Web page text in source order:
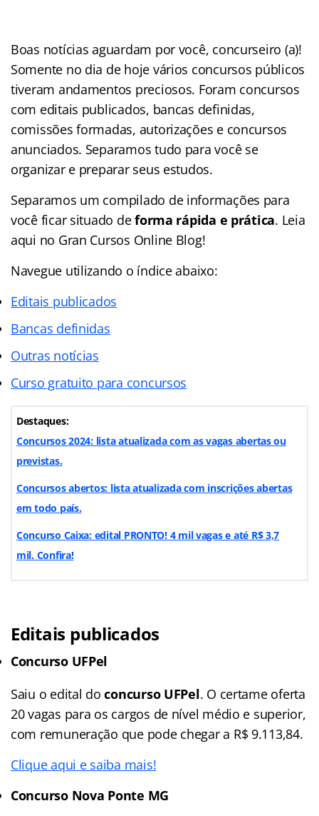
Boas notícias aguardam por você, concurseiro (a)!
Somente no dia de hoje vários concursos públicos
tiveram andamentos preciosos. Foram concursos
com editais publicados, bancas definidas,
comissões formadas, autorizações e concursos
anunciados. Separamos tudo para você se
organizar e preparar seus estudos.
Separamos um compilado de informações para
você ficar situado deforma rápida e prática. Leia
aqui no Gran Cursos Online Blog!
Navegue utilizando o índiceabaixo:
Editais publicados
Bancas definidas
Outras notícias
Curso gratuito para concursos
Destaques:
Concursos 2024: lista atualizada com as vagas abertas ou
previstas.
Concursos abertos: lista atualizada com inscrições abertas
em todo país.
Concurso Caixa: edital PRONTO! 4 mil vagas e até R$ 3,7
mil. Confira!
Editais publicados
Concurso UFPel
Saiu o edital doconcurso UFPel. O certame oferta
20 vagas para os cargos de nível médio e superior,
com remuneração que pode chegar a R$ 9.113,84.
Clique aqui e saiba mais!
Concurso Nova Ponte MG